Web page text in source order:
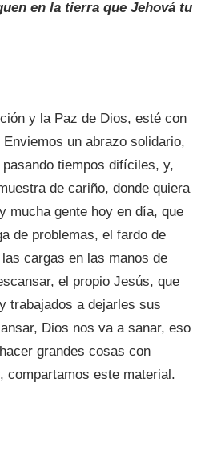
en la tierra que Jehová tu
y la Paz de Dios, esté con
un abrazo solidario,
tiempos difíciles, y,
de cariño, donde quiera
mucha gente hoy en día, que
de problemas, el fardo de
cargas en las manos de
el propio Jesús, que
trabajados a dejarles sus
Dios nos va a sanar, eso
grandes cosas con
compartamos este material.